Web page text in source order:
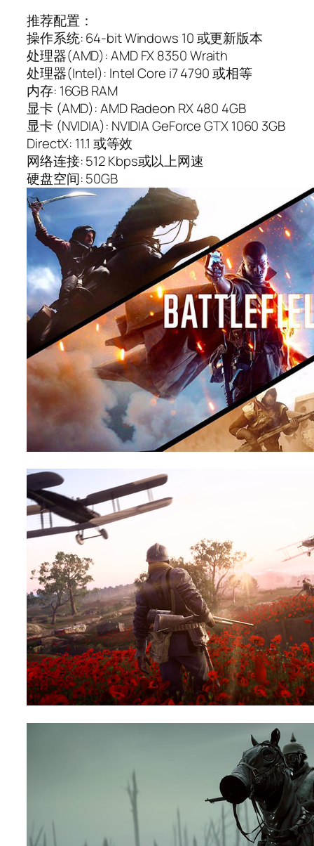
推荐配置：
操作系统: 64-bit Windows 10 或更新版本
处理器(AMD): AMD FX 8350 Wraith
处理器(Intel): Intel Core i7 4790 或相等
内存: 16GB RAM
显卡 (AMD): AMD Radeon RX 480 4GB
显卡 (NVIDIA): NVIDIA GeForce GTX 1060 3GB
DirectX: 11.1 或等效
网络连接: 512 Kbps或以上网速
硬盘空间: 50GB